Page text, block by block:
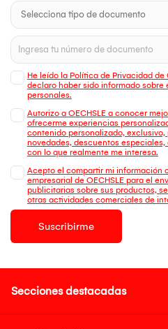
He leído la Política de Privacidad de
declaro haber sido informado sobre
personales.
Autorizo a OECHSLE a conocer
ofrecerme experiencias
contenido personalizado,
novedades, descuentos
con lo que realmente me interesa.
Acepto el compartir mi información
empresarial de OECHSLE para el
publicitarias sobre sus productos,
otras actividades comerciales de
Suscribirme
Secciones destacadas